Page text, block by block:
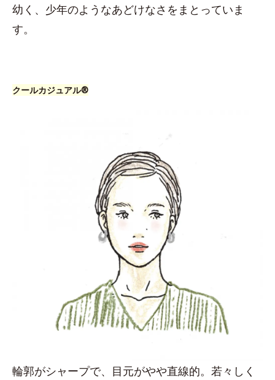
幼く、少年のようなあどけなさをまとっていま
す。
クールカジュアル®
輪郭がシャープで、目元がやや直線的。若々しく